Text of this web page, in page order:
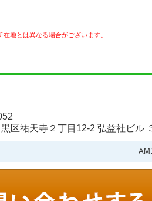
地とは異なる場合がございます。
区祐天寺２丁目12-2 弘益社ビル